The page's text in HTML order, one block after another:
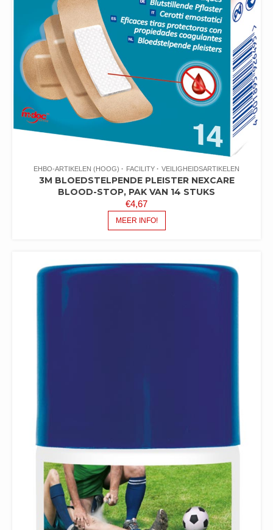
EHBO-ARTIKELEN (HOOG) FACILITY VEILIGHEIDSARTIKELEN
3M BLOEDSTELPENDE PLEISTER NEXCARE
BLOOD-STOP, PAK VAN 14 STUKS
€4,67
MEER INFO!